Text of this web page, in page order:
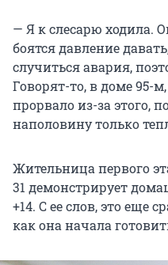
— Я к слесарю ходила.
боятся давление
случиться авария,
Говорят-то, в доме 95-
прорвало из-за этого,
наполовину только
Жительница первого
31 демонстрирует
+14. С ее слов, это еще
как она начала